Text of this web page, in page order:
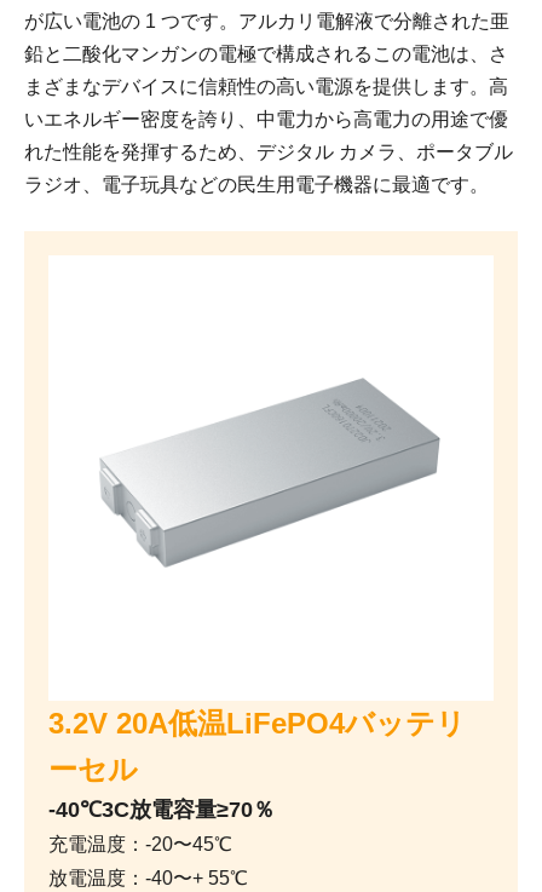
が広い電池の 1 つです。アルカリ電解液で分離された亜
鉛と二酸化マンガンの電極で構成されるこの電池は、さ
まざまなデバイスに信頼性の高い電源を提供します。高
いエネルギー密度を誇り、中電力から高電力の用途で優
れた性能を発揮するため、デジタル カメラ、ポータブル
ラジオ、電子玩具などの民生用電子機器に最適です。
3.2V 20A低温LiFePO4バッテリ
ーセル
-40℃3C放電容量≥70％
充電温度：-20〜45℃
放電温度：-40〜+ 55℃